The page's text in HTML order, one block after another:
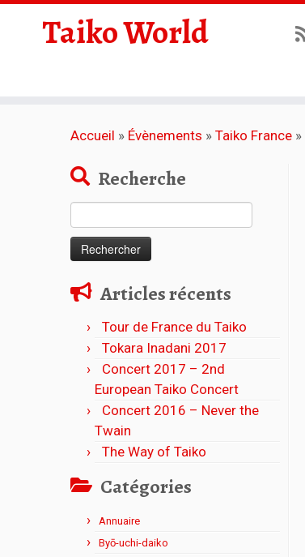
Taiko World
Accueil » Évènements » Taiko France »
Recherche
Articles récents
Tour de France du Taiko
Tokara Inadani 2017
Concert 2017 – 2nd
European Taiko Concert
Concert 2016 – Never the
Twain
The Way of Taiko
Catégories
Annuaire
Byō-uchi-daiko